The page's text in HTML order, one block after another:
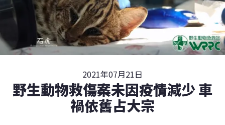
2021年07月21日
野生動物救傷案未因疫情減少 車
禍依舊占大宗